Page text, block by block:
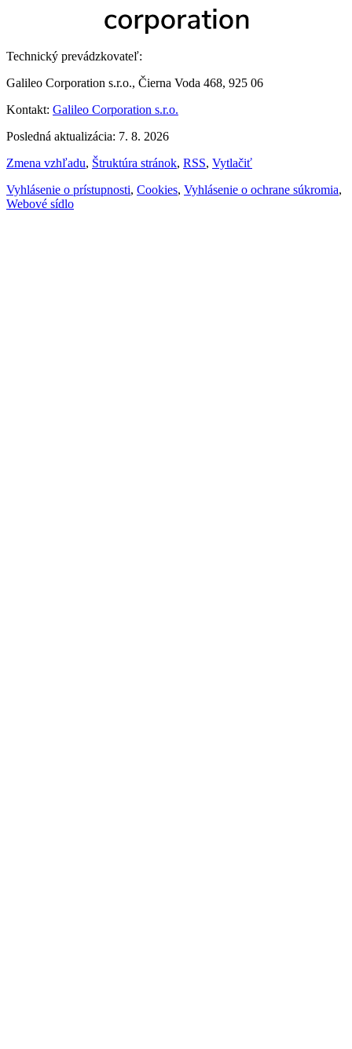
Technický prevádzkovateľ:
Galileo Corporation s.r.o., Čierna Voda 468, 925 06
Kontakt: Galileo Corporation s.r.o.
Posledná aktualizácia: 7. 8. 2026
Zmena vzhľadu, Štruktúra stránok, RSS, Vytlačiť
Vyhlásenie o prístupnosti, Cookies, Vyhlásenie o ochrane súkromia,
Webové sídlo